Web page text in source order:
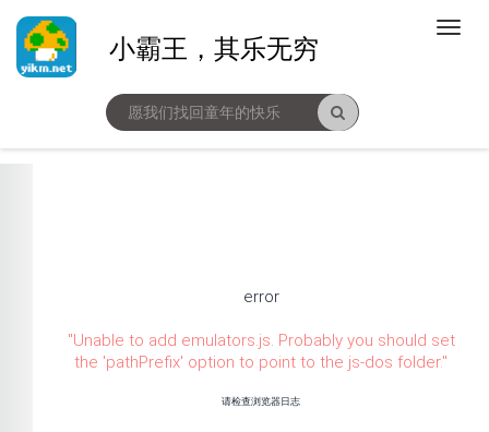
小霸王，其乐无穷
error
"Unable to add emulators.js. Probably you should set
the 'pathPrefix' option to point to the js-dos folder."
请检查浏览器日志